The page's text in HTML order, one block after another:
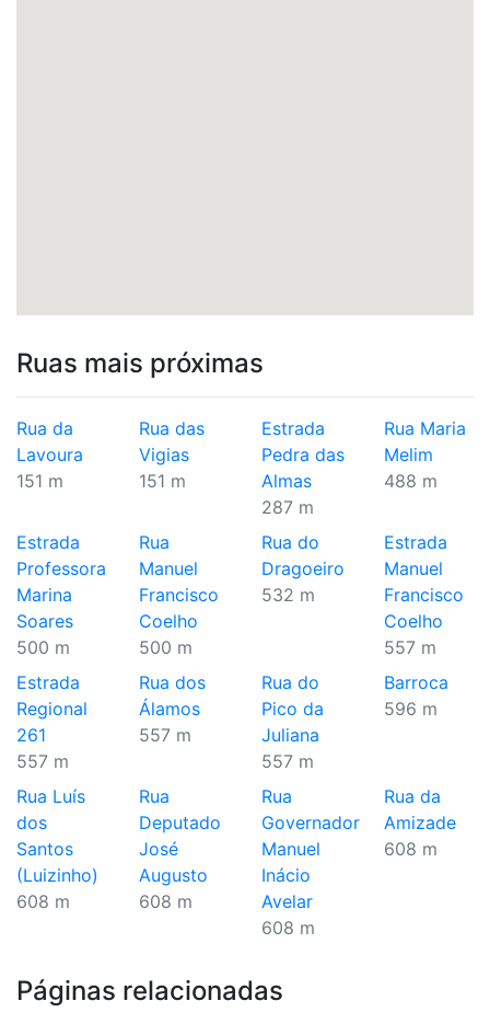
Ruas mais próximas
Rua da
Lavoura
151 m
Rua das
Vigias
151 m
Estrada
Pedra das
Almas
287 m
Rua Maria
Melim
488 m
Estrada
Professora
Marina
Soares
500 m
Rua
Manuel
Francisco
Coelho
500 m
Rua do
Dragoeiro
532 m
Estrada
Manuel
Francisco
Coelho
557 m
Estrada
Regional
261
557 m
Rua dos
Álamos
557 m
Rua do
Pico da
Juliana
557 m
Barroca
596 m
Rua Luís
dos
Santos
(Luizinho)
608 m
Rua
Deputado
José
Augusto
608 m
Rua
Governador
Manuel
Inácio
Avelar
608 m
Rua da
Amizade
608 m
Páginas relacionadas